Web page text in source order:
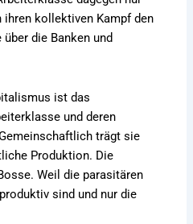
ihren kollektiven Kampf den
die Banken und
ist das
und deren
trägt sie
Produktion. Die
Weil die parasitären
sind und nur die